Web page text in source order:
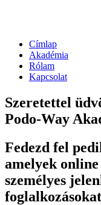
Címlap
Akadémia
Rólam
Kapcsolat
Szeretettel
Podo-Way
Fedezd fel
amelyek
személyes